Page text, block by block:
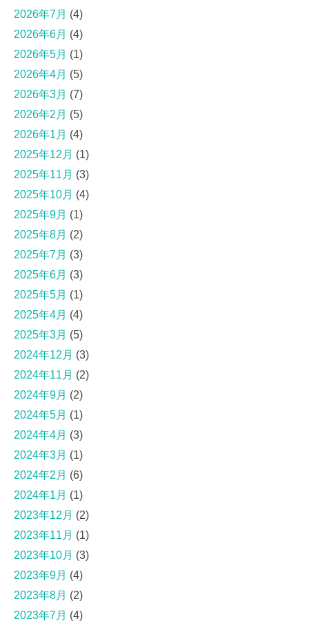
2026年7月 (4)
2026年6月 (4)
2026年5月 (1)
2026年4月 (5)
2026年3月 (7)
2026年2月 (5)
2026年1月 (4)
2025年12月 (1)
2025年11月 (3)
2025年10月 (4)
2025年9月 (1)
2025年8月 (2)
2025年7月 (3)
2025年6月 (3)
2025年5月 (1)
2025年4月 (4)
2025年3月 (5)
2024年12月 (3)
2024年11月 (2)
2024年9月 (2)
2024年5月 (1)
2024年4月 (3)
2024年3月 (1)
2024年2月 (6)
2024年1月 (1)
2023年12月 (2)
2023年11月 (1)
2023年10月 (3)
2023年9月 (4)
2023年8月 (2)
2023年7月 (4)